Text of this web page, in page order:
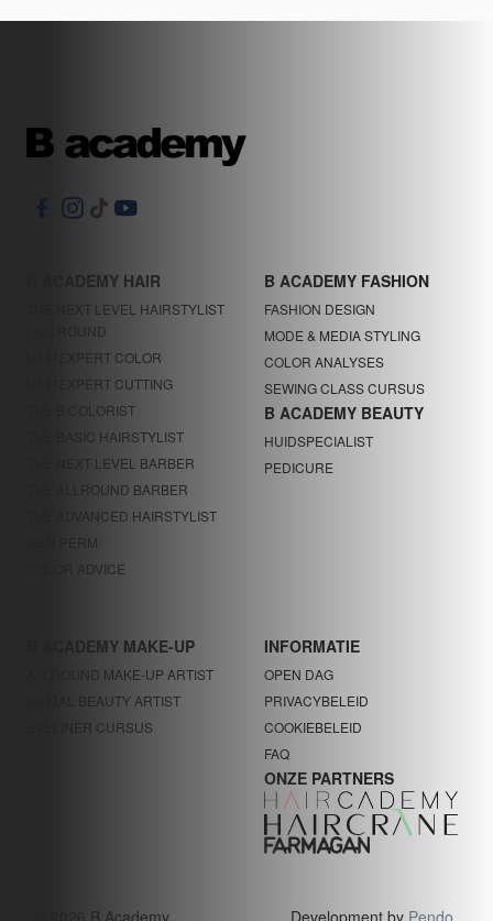
B ACADEMY HAIR
THE NEXT LEVEL HAIRSTYLIST
| ALLROUND
HAIREXPERT COLOR
HAIREXPERT CUTTING
THE B COLORIST
THE BASIC HAIRSTYLIST
THE NEXT LEVEL BARBER
THE ALLROUND BARBER
THE ADVANCED HAIRSTYLIST
MEN PERM
COLOR ADVICE
B ACADEMY FASHION
FASHION DESIGN
MODE & MEDIA STYLING
COLOR ANALYSES
SEWING CLASS CURSUS
B ACADEMY BEAUTY
HUIDSPECIALIST
PEDICURE
B ACADEMY MAKE-UP
ALLROUND MAKE-UP ARTIST
BRIDAL BEAUTY ARTIST
EYELINER CURSUS
INFORMATIE
OPEN DAG
PRIVACYBELEID
COOKIEBELEID
FAQ
ONZE PARTNERS
© 2026 B Academy. Development by Pendo